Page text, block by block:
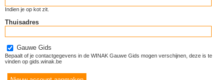
Indien je op kot zit.
Thuisadres
Gauwe Gids
Bepaalt of je contactgegevens in de WINAK Gauwe Gids mogen verschijnen, deze is te
vinden op gids.winak.be